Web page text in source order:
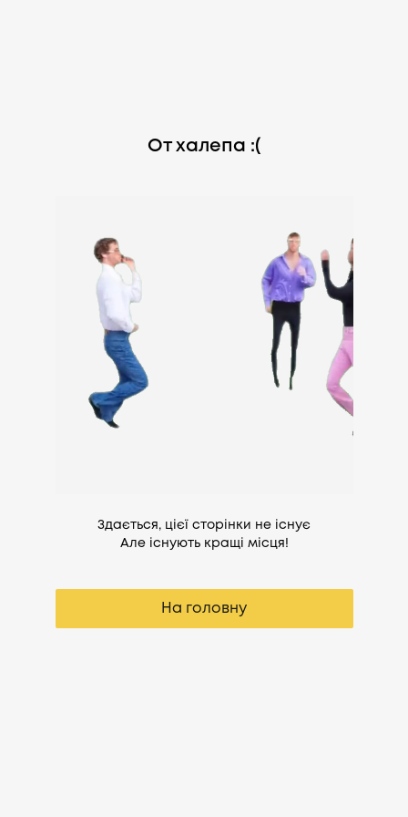
От халепа :(
Здається, цієї сторінки не існує
Але існують кращі місця!
На головну